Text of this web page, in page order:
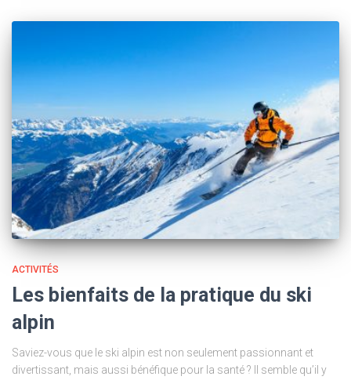
ACTIVITÉS
Les bienfaits de la pratique du ski
alpin
Saviez-vous que le ski alpin est non seulement passionnant et
divertissant, mais aussi bénéfique pour la santé ? Il semble qu’il y